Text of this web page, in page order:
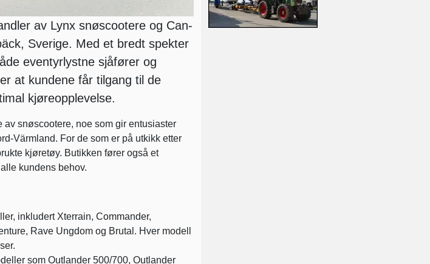
av Lynx snøscootere og Can-
Sverige. Med et bredt spekter
eventyrlystne sjåfører og
at kundene får tilgang til de
kjøreopplevelse.
av snøscootere, noe som gir entusiaster
Värmland. For de som er på utkikk etter
kjøretøy. Butikken fører også et
kundens behov.
inkludert Xterrain, Commander,
Rave Ungdom og Brutal. Hver modell
som Outlander 500/700, Outlander